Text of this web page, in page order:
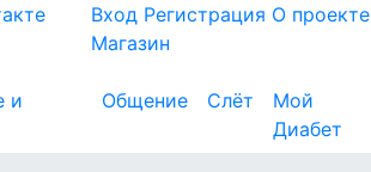
Вход Регистрация О проекте
Магазин
и
Общение Слёт
Мой
Диабет